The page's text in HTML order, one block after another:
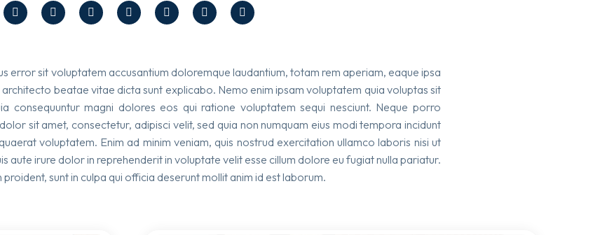
error sit voluptatem accusantium doloremque laudantium, totam rem aperiam, eaque ipsa
beatae vitae dicta sunt explicabo. Nemo enim ipsam voluptatem quia voluptas sit
consequuntur magni dolores eos qui ratione voluptatem sequi nesciunt. Neque porro
sit amet, consectetur, adipisci velit, sed quia non numquam eius modi tempora incidunt
voluptatem. Enim ad minim veniam, quis nostrud exercitation ullamco laboris nisi ut
aute irure dolor in reprehenderit in voluptate velit esse cillum dolore eu fugiat nulla pariatur.
sunt in culpa qui officia deserunt mollit anim id est laborum.